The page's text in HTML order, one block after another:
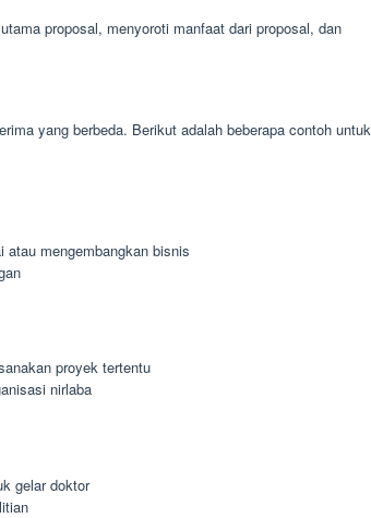
proposal, menyoroti manfaat dari proposal, dan
yang berbeda. Berikut adalah beberapa contoh untuk
mengembangkan bisnis
proyek tertentu
nirlaba
gelar doktor